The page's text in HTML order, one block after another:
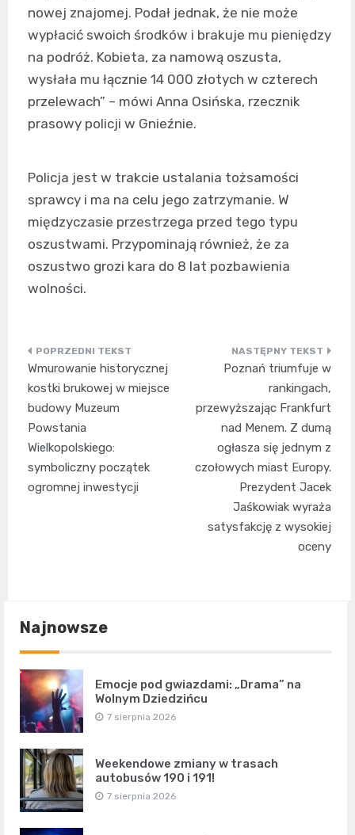
nowej znajomej. Podał jednak, że nie może
wypłacić swoich środków i brakuje mu pieniędzy
na podróż. Kobieta, za namową oszusta,
wysłała mu łącznie 14 000 złotych w czterech
przelewach” – mówi Anna Osińska, rzecznik
prasowy policji w Gnieźnie.
Policja jest w trakcie ustalania tożsamości
sprawcy i ma na celu jego zatrzymanie. W
międzyczasie przestrzega przed tego typu
oszustwami. Przypominają również, że za
oszustwo grozi kara do 8 lat pozbawienia
wolności.
Nawigacja
wpisu
Wmurowanie historycznej
kostki brukowej w miejsce
budowy Muzeum
Powstania
Wielkopolskiego:
symboliczny początek
ogromnej inwestycji
Poznań triumfuje w
rankingach,
przewyższając Frankfurt
nad Menem. Z dumą
ogłasza się jednym z
czołowych miast Europy.
Prezydent Jacek
Jaśkowiak wyraża
satysfakcję z wysokiej
oceny
Najnowsze
Emocje pod gwiazdami: „Drama” na
Wolnym Dziedzińcu
7 sierpnia 2026
Weekendowe zmiany w trasach
autobusów 190 i 191!
7 sierpnia 2026